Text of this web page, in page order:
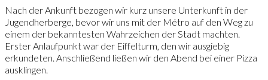
Nach der Ankunft bezogen wir kurz unsere Unterkunft in der
Jugendherberge, bevor wir uns mit der Métro auf den Weg zu
einem der bekanntesten Wahrzeichen der Stadt machten.
Erster Anlaufpunkt war der Eiffelturm, den wir ausgiebig
erkundeten. Anschließend ließen wir den Abend bei einer Pizza
ausklingen.